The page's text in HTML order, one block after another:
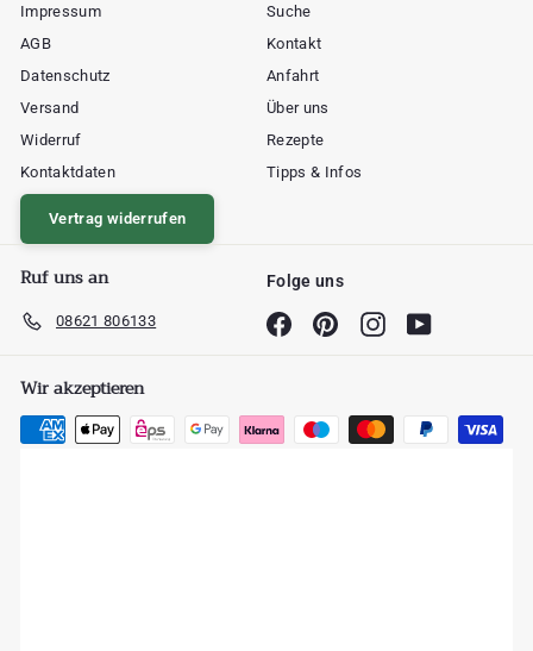
Impressum
AGB
Datenschutz
Versand
Widerruf
Kontaktdaten
Vertrag widerrufen
Suche
Kontakt
Anfahrt
Über uns
Rezepte
Tipps & Infos
Ruf uns an
08621 806133
Folge uns
FacebookPinterestInstagramYouTube
Wir akzeptieren